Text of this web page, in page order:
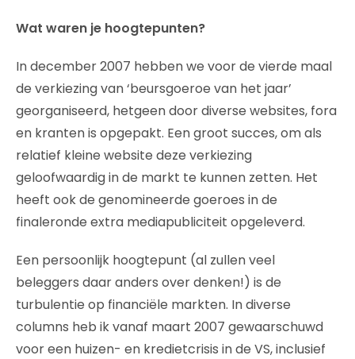
Wat waren je hoogtepunten?
In december 2007 hebben we voor de vierde maal
de verkiezing van ‘beursgoeroe van het jaar’
georganiseerd, hetgeen door diverse websites, fora
en kranten is opgepakt. Een groot succes, om als
relatief kleine website deze verkiezing
geloofwaardig in de markt te kunnen zetten. Het
heeft ook de genomineerde goeroes in de
finaleronde extra mediapubliciteit opgeleverd.
Een persoonlijk hoogtepunt (al zullen veel
beleggers daar anders over denken!) is de
turbulentie op financiële markten. In diverse
columns heb ik vanaf maart 2007 gewaarschuwd
voor een huizen- en kredietcrisis in de VS, inclusief